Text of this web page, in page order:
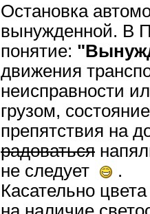
Остановка
вынужденной. В
понятие:
движения
неисправности
грузом,
препятствия на
радоваться
не следует
.
Касательно